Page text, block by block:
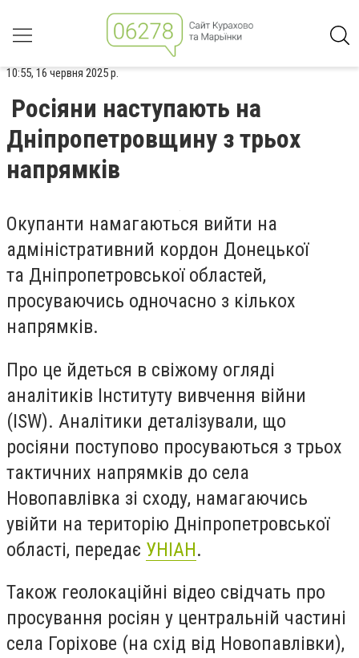
10:55, 16 червня 2025 р.
Росіяни наступають на
Дніпропетровщину з трьох
напрямків
Окупанти намагаються вийти на
адміністративний кордон Донецької
та Дніпропетровської областей,
просуваючись одночасно з кількох
напрямків.
Про це йдеться в свіжому огляді
аналітиків Інституту вивчення війни
(ISW). Аналітики деталізували, що
росіяни поступово просуваються з трьох
тактичних напрямків до села
Новопавлівка зі сходу, намагаючись
увійти на територію Дніпропетровської
області, передає УНІАН.
Також геолокаційні відео свідчать про
просування росіян у центральній частині
села Горіхове (на схід від Новопавлівки),